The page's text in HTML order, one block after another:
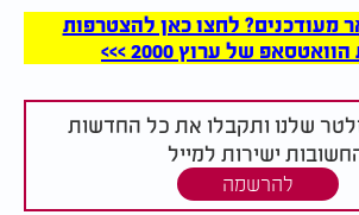
מעודכנים? לחצו כאן להצטרפות
של ערוץ 2000 >>>
שלנו ותקבלו את כל החדשות
ישירות למייל
להרשמה